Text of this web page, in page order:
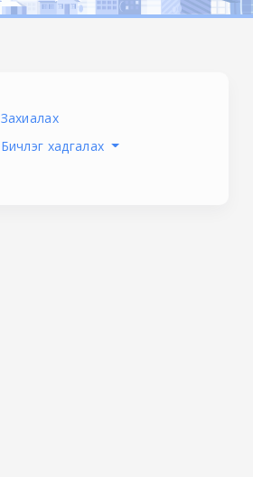
Захиалах
Бичлэг хадгалах